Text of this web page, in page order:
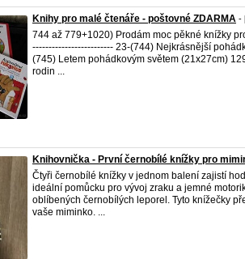
Knihy pro malé čtenáře - poštovné ZDARMA -
744 až 779+1020) Prodám moc pěkné knížky
------------------------- 23-(744) Nejkrásnější
(745) Letem pohádkovým světem (21x27cm)
rodin ...
Knihovnička - První černobílé knížky pro
Čtyři černobílé knížky v jednom balení zajistí
ideální pomůcku pro vývoj zraku a jemné
oblíbených černobílých leporel. Tyto knížečky
vaše miminko. ...